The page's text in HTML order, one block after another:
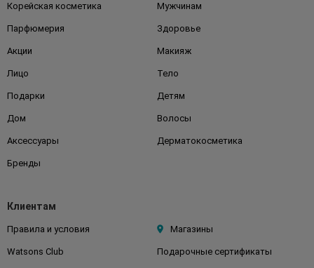
Корейская косметика Мужчинам
Парфюмерия Здоровье
Акции Макияж
Лицо Тело
Подарки Детям
Дом Волосы
Аксессуары Дерматокосметика
Бренды
Клиентам
Правила и условия Магазины
Watsons Club Подарочные сертификаты